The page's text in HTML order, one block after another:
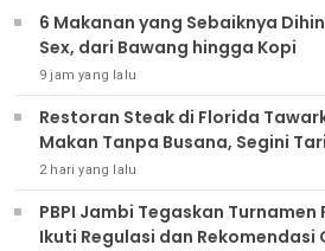
6 Makanan yang Sebaiknya
Sex, dari Bawang hingga Kopi
9 jam yang lalu
Restoran Steak di Florida
Makan Tanpa Busana, Segini
2 hari yang lalu
PBPI Jambi Tegaskan
Ikuti Regulasi dan Rekomendasi